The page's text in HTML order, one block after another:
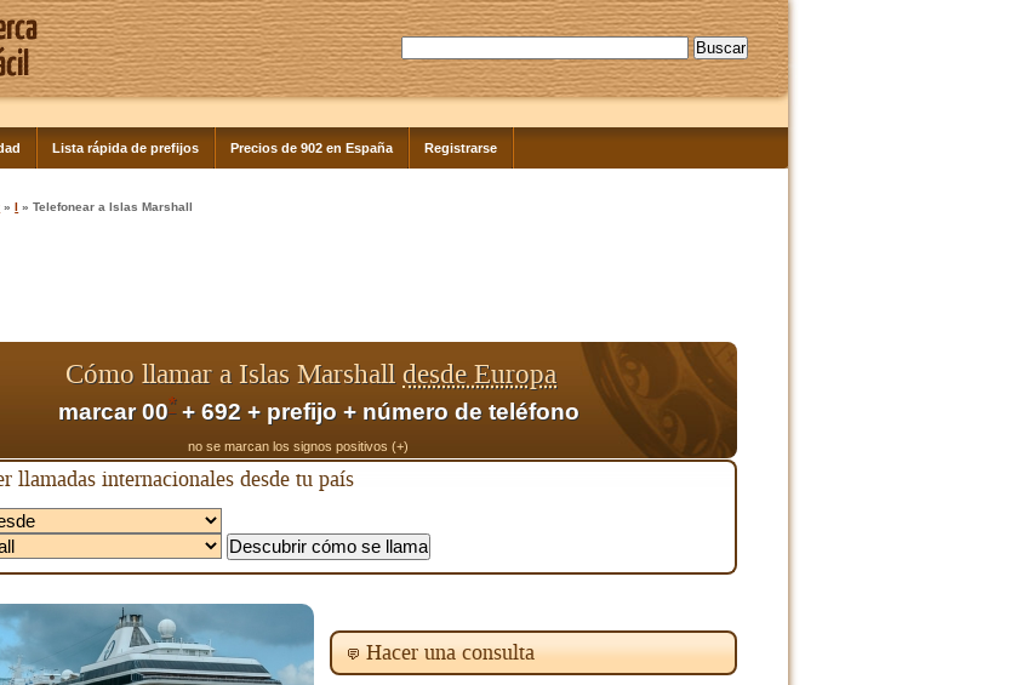
Lista rápida de prefijos Precios de 902 en España Registrarse
»I » Telefonear a Islas Marshall
Cómo llamar a Islas Marshalldesde Europa
marcar 00*+ 692 + prefijo + número de teléfono
no se marcan los signos positivos (+)
llamadas internacionales desde tu país
Hacer una consulta